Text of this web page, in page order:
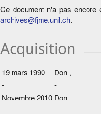
Ce document n'a pas encore
archives@fjme.unil.ch.
Acquisition
19 mars 1990 Don ,
-
-
Novembre 2010 Don